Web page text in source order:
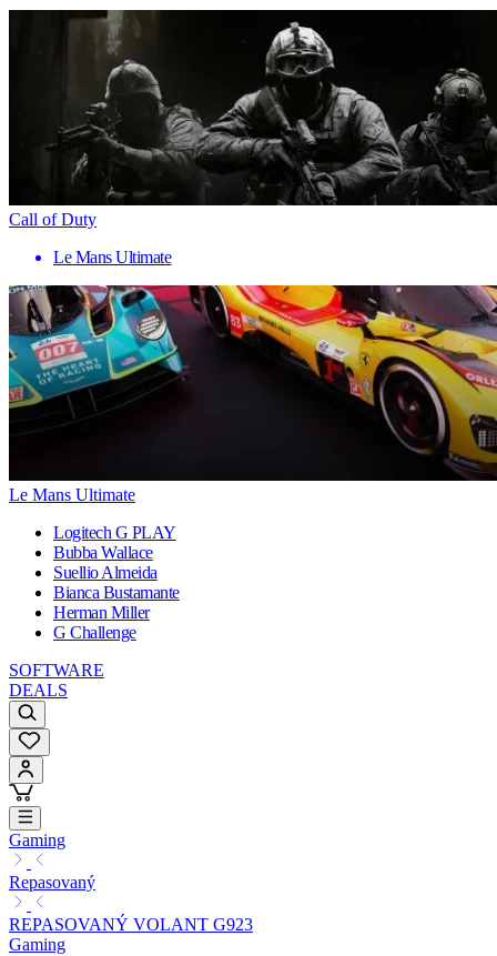
Call of Duty
Le Mans Ultimate
Le Mans Ultimate
Logitech G PLAY
Bubba Wallace
Suellio Almeida
Bianca Bustamante
Herman Miller
G Challenge
SOFTWARE
DEALS
Gaming
Repasovaný
REPASOVANÝ VOLANT G923
Gaming